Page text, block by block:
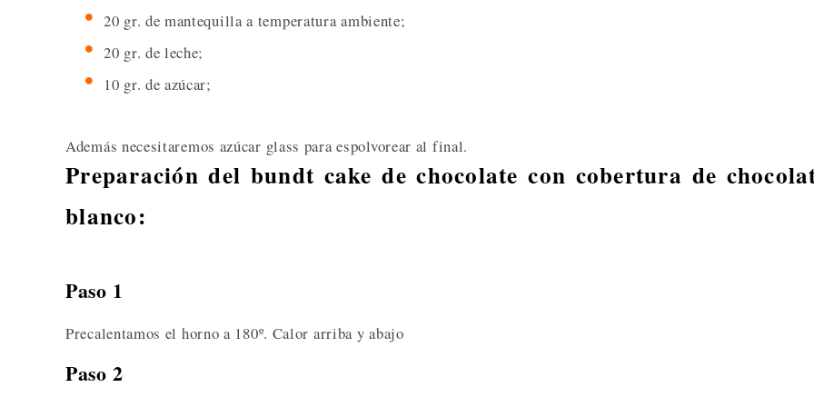
20 gr. de mantequilla a temperatura ambiente;
20 gr. de leche;
10 gr. de azúcar;
Además necesitaremos azúcar glass para espolvorear al final.
Preparación del bundt cake de chocolate con cobertura de
blanco:
Paso 1
Precalentamos el horno a 180º. Calor arriba y abajo
Paso 2